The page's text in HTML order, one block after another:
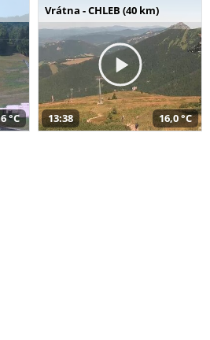
°C
Vrátna - CHLEB (40 km)
13:38 16,0 °C